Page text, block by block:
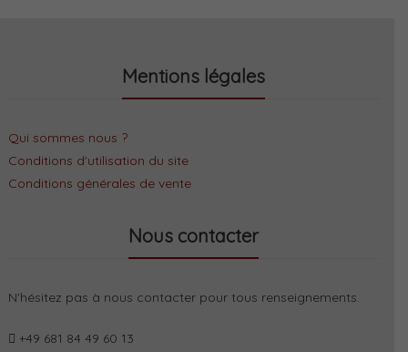
Mentions légales
Qui sommes nous ?
Conditions d'utilisation du site
Conditions générales de vente
Nous contacter
N'hésitez pas à nous contacter pour tous renseignements.
+49 681 84 49 60 13